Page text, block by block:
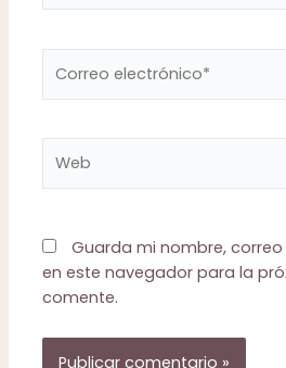
electrónico*
Guarda mi nombre,
en este navegador para la
comente.